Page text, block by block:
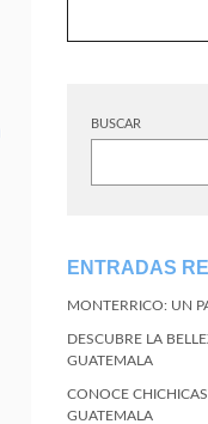
BUSCAR
ENTRADAS
MONTERRICO: UN
DESCUBRE LA
GUATEMALA
CONOCE
GUATEMALA